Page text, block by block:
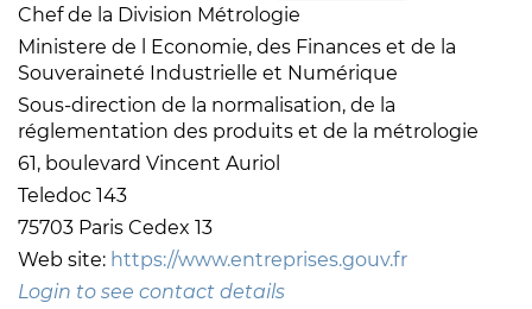
Chef de la Division Métrologie
Ministere de l Economie, des Finances et de la
Souveraineté Industrielle et Numérique
Sous-direction de la normalisation, de la
réglementation des produits et de la métrologie
61, boulevard Vincent Auriol
Teledoc 143
75703 Paris Cedex 13
Web site: https://www.entreprises.gouv.fr
Login to see contact details